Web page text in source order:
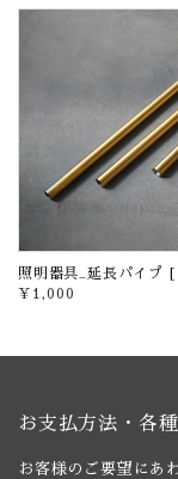
照明器具_延長パイプ
¥1,000
お支払方法・各
お客様のご要望にあ